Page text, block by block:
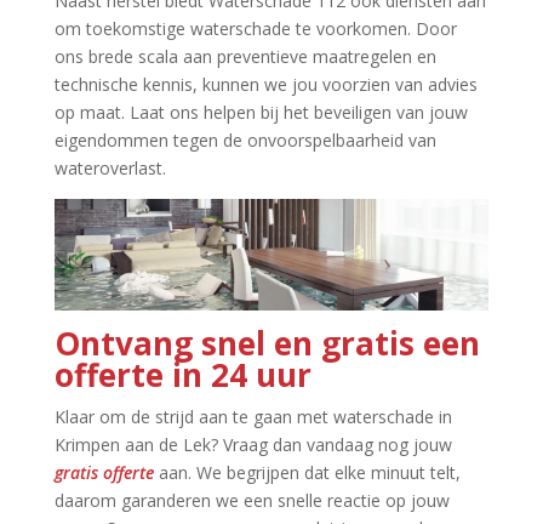
om toekomstige waterschade te voorkomen.​ Door
ons brede scala aan preventieve maatregelen en
technische kennis, kunnen we jou voorzien van advies
op maat.​ Laat ons helpen bij het beveiligen van jouw
eigendommen tegen de onvoorspelbaarheid van
wateroverlast.​
Ontvang snel en gratis een
offerte in 24 uur
Klaar om de strijd aan te gaan met waterschade in
Krimpen aan de Lek? Vraag dan vandaag nog jouw
gratis offerteaan.​ We begrijpen dat elke minuut telt,
daarom garanderen we een snelle reactie op jouw